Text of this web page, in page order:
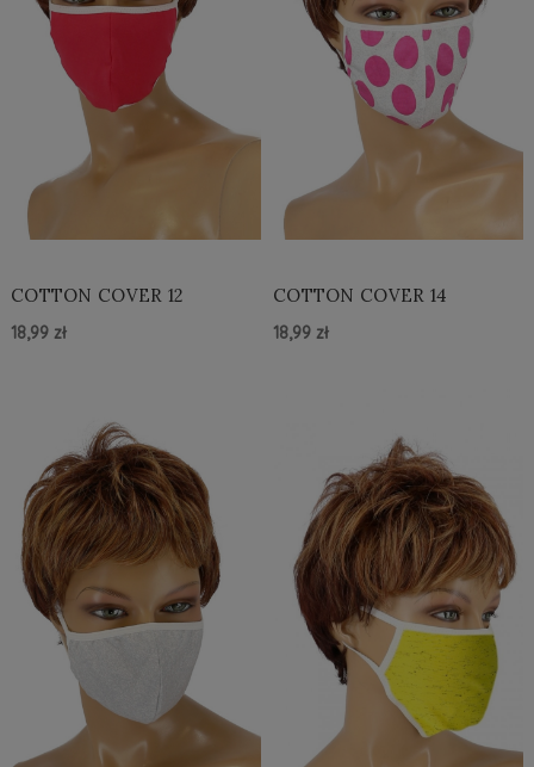
COTTON COVER 12
18,99 zł
COTTON COVER 14
18,99 zł